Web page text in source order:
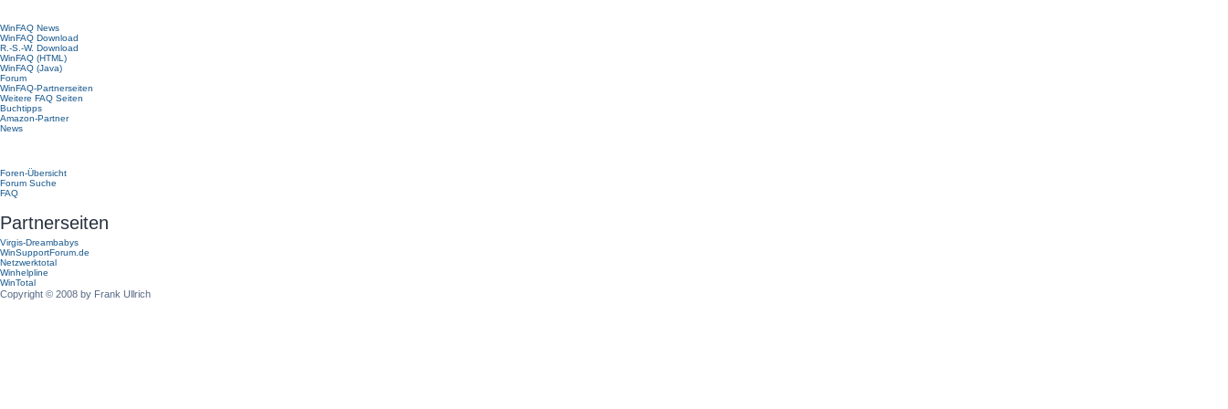
WinFAQ News
WinFAQ Download
R.-S.-W. Download
WinFAQ (HTML)
WinFAQ (Java)
Forum
WinFAQ-Partnerseiten
Weitere FAQ Seiten
Buchtipps
Amazon-Partner
News
Foren-Übersicht
Forum Suche
FAQ
Partnerseiten
Virgis-Dreambabys
WinSupportForum.de
Netzwerktotal
Winhelpline
WinTotal
Copyright © 2008 by Frank Ullrich